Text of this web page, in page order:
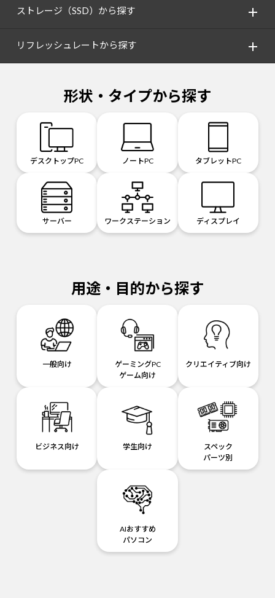
ストレージ（SSD）から探す
リフレッシュレートから探す
形状・タイプから探す
デスクトップPC ノートPC タブレットPC
サーバー ワークステーション ディスプレイ
用途・目的から探す
一般向け
ゲーミングPC
ゲーム向け
クリエイティブ向け
ビジネス向け 学生向け
スペック
パーツ別
AIおすすめ
パソコン